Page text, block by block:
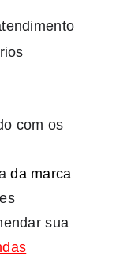
com os
da marca
sua